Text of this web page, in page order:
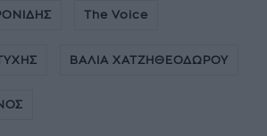
The Voice
ΒΑΛΙΑ ΧΑΤΖΗΘΕΟΔΩΡΟΥ